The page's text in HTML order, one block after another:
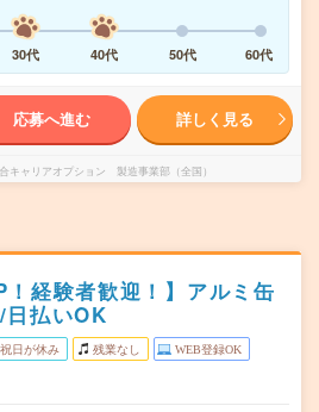
30代 40代 50代 60代
応募へ進む 詳しく見る
キャリアオプション 製造事業部（全国）
！経験者歓迎！】アルミ缶
払いOK
日が休み 残業なし WEB登録OK